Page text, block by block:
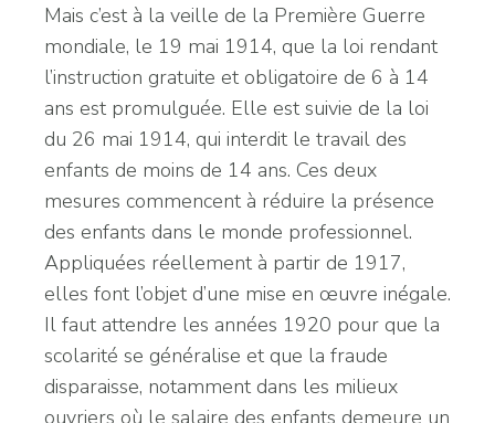
Mais c’est à la veille de la Première Guerre
mondiale, le 19 mai 1914, que la loi rendant
l’instruction gratuite et obligatoire de 6 à 14
ans est promulguée. Elle est suivie de la loi
du 26 mai 1914, qui interdit le travail des
enfants de moins de 14 ans. Ces deux
mesures commencent à réduire la présence
des enfants dans le monde professionnel.
Appliquées réellement à partir de 1917,
elles font l’objet d’une mise en œuvre inégale.
Il faut attendre les années 1920 pour que la
scolarité se généralise et que la fraude
disparaisse, notamment dans les milieux
ouvriers où le salaire des enfants demeure un